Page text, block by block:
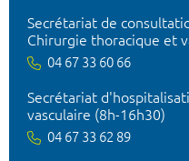
Secrétariat de
Chirurgie thoracique et
04 67 33 60 66
Secrétariat
vasculaire (8h-16h30)
04 67 33 62 89